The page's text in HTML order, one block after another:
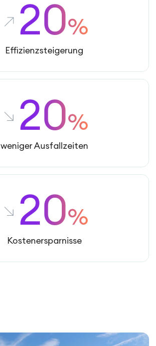
20%
Effizienzsteigerung
20%
weniger Ausfallzeiten
20%
Kostenersparnisse